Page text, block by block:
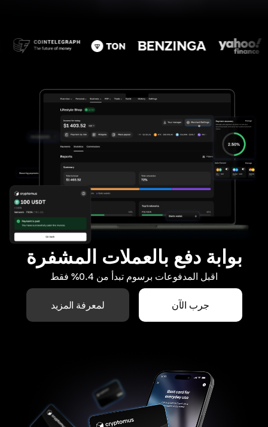
بوابة دفع بالعملات المشفرة
اقبل المدفوعات برسوم تبدأ من 0.4% فقط
جرب الآن لمعرفة المزيد